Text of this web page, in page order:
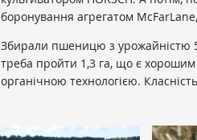
боронування агрегатом
Збирали пшеницю з урожайністю
треба пройти 1,3 га, що є
органічною технологією.